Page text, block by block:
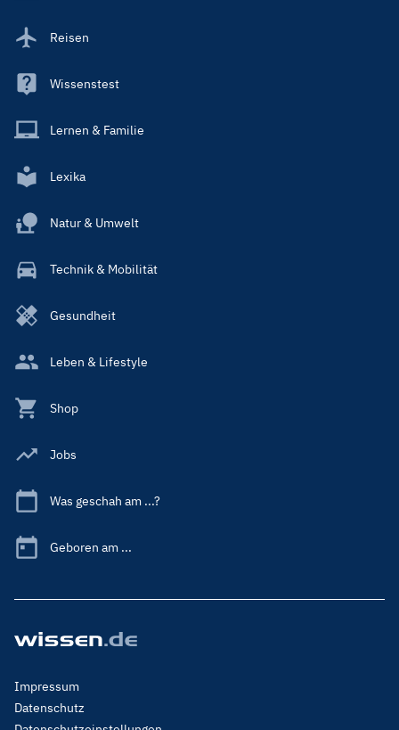
Reisen
Wissenstest
Lernen & Familie
Lexika
Natur & Umwelt
Technik & Mobilität
Gesundheit
Leben & Lifestyle
Shop
Jobs
Was geschah am ...?
Geboren am ...
Footer
Menu
Impressum
Datenschutz